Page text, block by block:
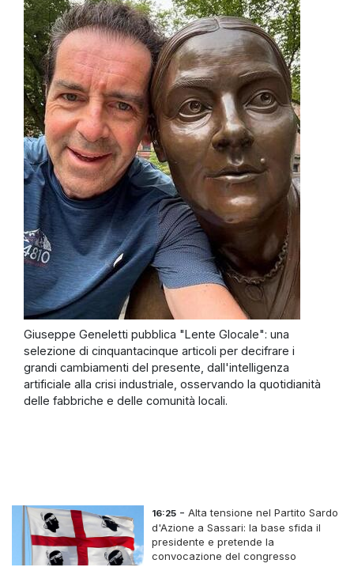
Giuseppe Geneletti pubblica "Lente Glocale": una
selezione di cinquantacinque articoli per decifrare i
grandi cambiamenti del presente, dall'intelligenza
artificiale alla crisi industriale, osservando la quotidianità
delle fabbriche e delle comunità locali.
16:25 -Alta tensione nel Partito Sardo
d'Azione a Sassari: la base sfida il
presidente e pretende la
convocazione del congresso